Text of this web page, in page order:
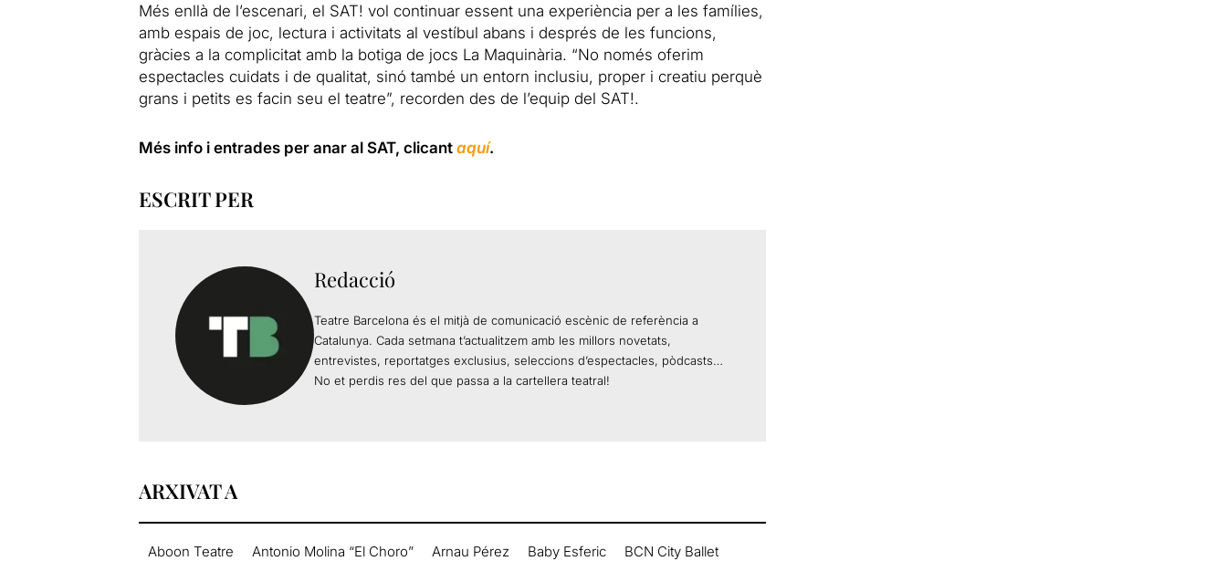
Més enllà de l’escenari, el SAT! vol continuar essent una experiència per a les famílies,
amb espais de joc, lectura i activitats al vestíbul abans i després de les funcions,
gràcies a la complicitat amb la botiga de jocs La Maquinària. “No només oferim
espectacles cuidats i de qualitat, sinó també un entorn inclusiu, proper i creatiu perquè
grans i petits es facin seu el teatre”, recorden des de l’equip del SAT!.
Més info i entrades per anar al SAT, clicant aquí.
ESCRIT PER
Redacció
Teatre Barcelona és el mitjà de comunicació escènic de referència a
Catalunya. Cada setmana t’actualitzem amb les millors novetats,
entrevistes, reportatges exclusius, seleccions d’espectacles, pòdcasts…
No et perdis res del que passa a la cartellera teatral!
ARXIVAT A
Aboon Teatre Antonio Molina “El Choro” Arnau Pérez Baby Esferic
BCN City Ballet